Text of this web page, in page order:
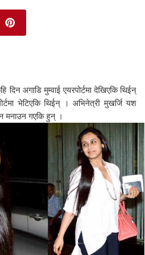
दिन अगाडि मुम्वाई एयरपोर्टमा देखिएकि थिईन्
भेटिएकि थिईन् । अभिनेत्री मुखर्जि यश
मनाउन गएकि हुन् ।